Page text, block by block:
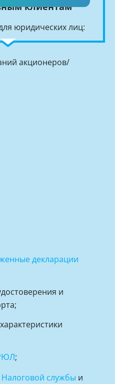
клиентам
юридических лиц:
акционеров/
декларации
и
;
службы и